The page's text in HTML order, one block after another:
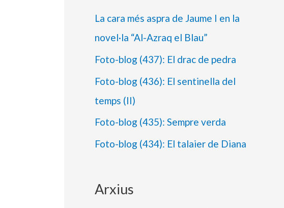
La cara més aspra de Jaume I en la
novel·la “Al-Azraq el Blau”
Foto-blog (437): El drac de pedra
Foto-blog (436): El sentinella del
temps (II)
Foto-blog (435): Sempre verda
Foto-blog (434): El talaier de Diana
Arxius
x
i
u
s
t
e
g
o
r
i
e